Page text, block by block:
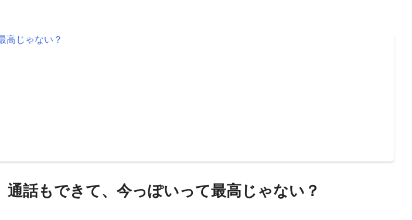
。通話もできて、今っぽいって最高じゃない？